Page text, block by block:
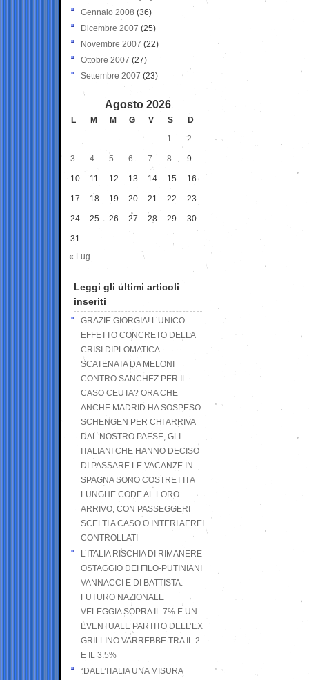
Gennaio 2008 (36)
Dicembre 2007 (25)
Novembre 2007 (22)
Ottobre 2007 (27)
Settembre 2007 (23)
Agosto 2026
L M M G V S
D
1
2
3 4 5 6 7 8 9
10 11 12 13 14 15 16
17 18 19 20 21 22 23
24 25 26 27 28 29 30
31
« Lug
Leggi gli ultimi articoli
inseriti
GRAZIE GIORGIA! L’UNICO
EFFETTO CONCRETO DELLA
CRISI DIPLOMATICA
SCATENATA DA MELONI
CONTRO SANCHEZ PER IL
CASO CEUTA? ORA CHE
ANCHE MADRID HA SOSPESO
SCHENGEN PER CHI ARRIVA
DAL NOSTRO PAESE, GLI
ITALIANI CHE HANNO DECISO
DI PASSARE LE VACANZE IN
SPAGNA SONO COSTRETTI A
LUNGHE CODE AL LORO
ARRIVO, CON PASSEGGERI
SCELTI A CASO O INTERI AEREI
CONTROLLATI
L’ITALIA RISCHIA DI RIMANERE
OSTAGGIO DEI FILO-PUTINIANI
VANNACCI E DI BATTISTA.
FUTURO NAZIONALE
VELEGGIA SOPRA IL 7% E UN
EVENTUALE PARTITO DELL’EX
GRILLINO VARREBBE TRA IL 2
E IL 3.5%
“DALL’ITALIA UNA MISURA